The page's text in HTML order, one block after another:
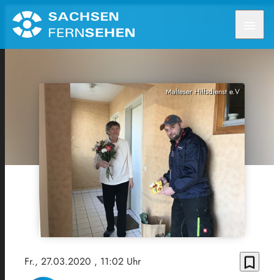
Malteser Hilfsdienst e.V
Fr., 27.03.2020 , 11:02 Uhr bookmark_border